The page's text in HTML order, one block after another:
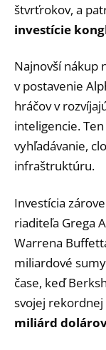
štvrťrokov, a
investície
Najnovší nákup
v postavenie
hráčov v
inteligencie.
vyhľadávanie,
infraštruktúru.
Investícia
riaditeľa Grega
Warrena
miliardové
čase, keď
svojej
miliárd